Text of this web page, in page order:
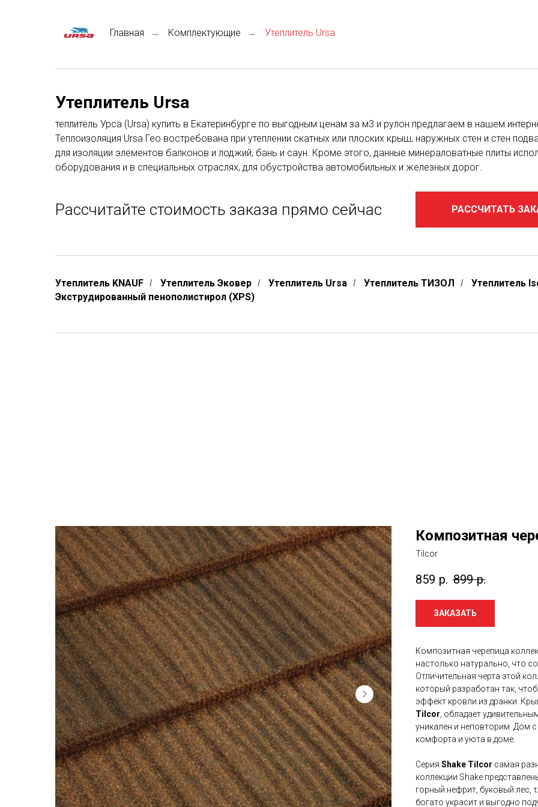
Главная → Комплектующие → Утеплитель Ursa
Утеплитель Ursa
теплитель Урса (Ursa) купить в Екатеринбурге по выгодным ценам за м3 и рулон предлагаем в нашем
Теплоизоляция Ursa Гео востребована при утеплении скатных или плоских крыш, наружных стен и стен
для изоляции элементов балконов и лоджий, бань и саун. Кроме этого, данные минераловатные плиты
оборудования и в специальных отраслях, для обустройства автомобильных и железных дорог.
Рассчитайте стоимость заказа прямо сейчас РАССЧИТАТЬ
Утеплитель KNAUF / Утеплитель Эковер / Утеплитель Ursa / Утеплитель ТИЗОЛ / Утеплитель
Экструдированный пенополистирол (XPS)
Композитная
Tilcor
859 р. 899 р.
ЗАКАЗАТЬ
Композитная черепица
настолько натурально, что
Отличительная черта этой
который разработан так,
эффект кровли из дранки.
Tilcor , обладает
уникален и неповторим. Дом
комфорта и уюта в доме.
Серия Shake Tilcor самая
коллекции Shake
горный нефрит, буковый лес,
богато украсит и выгодно